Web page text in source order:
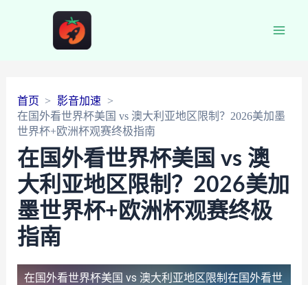
首页
影音加速
在国外看世界杯美国 vs 澳大利亚地区限制？2026美加墨
世界杯+欧洲杯观赛终极指南
在国外看世界杯美国 vs 澳
大利亚地区限制？2026美加
墨世界杯+欧洲杯观赛终极
指南
在国外看世界杯美国 vs 澳大利亚地区限制 在国外看世